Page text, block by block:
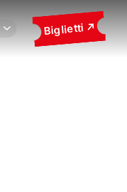
Biglietti